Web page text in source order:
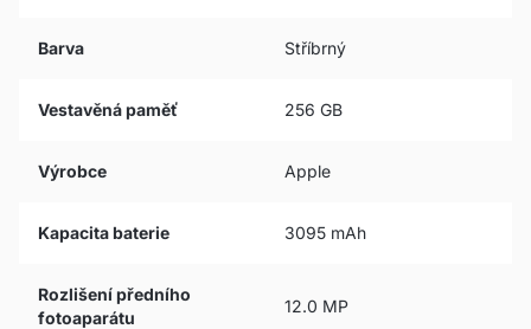
Barva Stříbrný
Vestavěná paměť 256 GB
Výrobce Apple
Kapacita baterie 3095 mAh
Rozlišení předního
fotoaparátu
12.0 MP